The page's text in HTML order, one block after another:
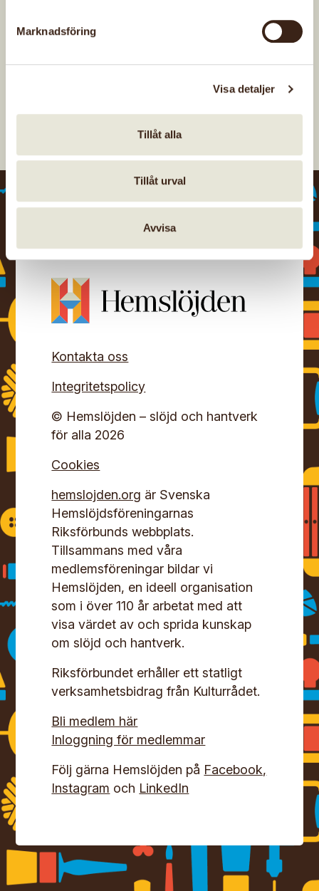
Marknadsföring
Visa detaljer
Tillåt alla
Tillåt urval
Avvisa
Senast uppdaterad: 8 juni 2026
Kontakta oss
Integritetspolicy
© Hemslöjden – slöjd och hantverk
för alla 2026
Cookies
hemslojden.org är Svenska
Hemslöjdsföreningarnas
Riksförbunds webbplats.
Tillsammans med våra
medlemsföreningar bildar vi
Hemslöjden, en ideell organisation
som i över 110 år arbetat med att
visa värdet av och sprida kunskap
om slöjd och hantverk.
Riksförbundet erhåller ett statligt
verksamhetsbidrag från Kulturrådet.
Bli medlem här
Inloggning för medlemmar
Följ gärna Hemslöjden på Facebook,
Instagram och LinkedIn